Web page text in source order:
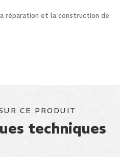
1m
réparation et la construction de
CE PRODUIT
techniques